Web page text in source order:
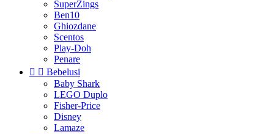
SuperZings
Ben10
Ghiozdane
Scentos
Play-Doh
Penare
  Bebelusi
Baby Shark
LEGO Duplo
Fisher-Price
Disney
Lamaze